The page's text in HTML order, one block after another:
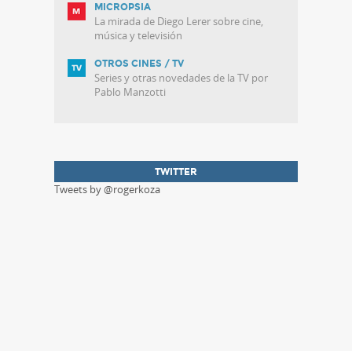
MICROPSIA
La mirada de Diego Lerer sobre cine,
música y televisión
OTROS CINES / TV
Series y otras novedades de la TV por
Pablo Manzotti
TWITTER
Tweets by @rogerkoza